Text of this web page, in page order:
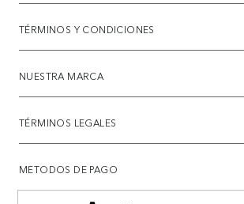
TÉRMINOS Y CONDICIONES
NUESTRA MARCA
TÉRMINOS LEGALES
METODOS DE PAGO